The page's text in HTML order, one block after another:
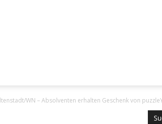
WN – Absolventen erhalten Geschenk von